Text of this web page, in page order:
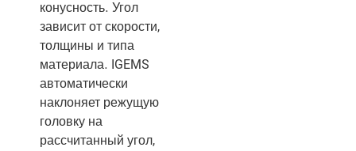
конусность. Угол
зависит от скорости,
толщины и типа
материала. IGEMS
автоматически
наклоняет режущую
головку на
рассчитанный угол,